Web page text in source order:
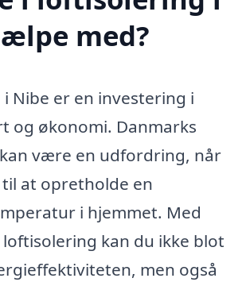
med?
Nibe er en investering i
og økonomi. Danmarks
være en udfordring, når
at opretholde en
i hjemmet. Med
kan du ikke blot
men også